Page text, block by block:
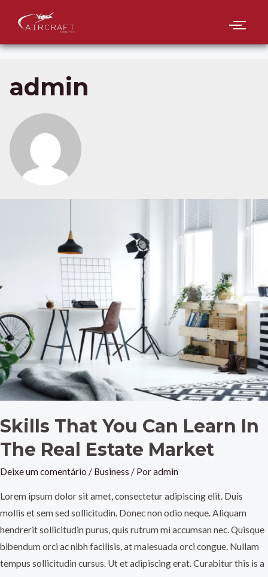
admin
Skills That You Can Learn In
The Real Estate Market
Deixe um comentário / Business / Poradmin
Lorem ipsum dolor sit amet, consectetur adipiscing elit. Duis
mollis et sem sed sollicitudin. Donec non odio neque. Aliquam
hendrerit sollicitudin purus, quis rutrum mi accumsan nec. Quisque
bibendum orci ac nibh facilisis, at malesuada orci congue. Nullam
tempus sollicitudin cursus. Ut et adipiscing erat. Curabitur this is a